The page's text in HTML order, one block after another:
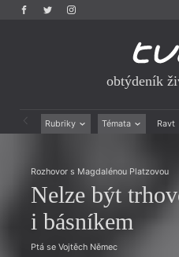
obtýdeník
Rubriky Témata Ravt
Recenze a reflexe
Reportáže
Rozhovory
Mauzoleum
Divadlo
Historie kolonialismu
Dokument
Výroční ceny
Rozhovor s Magdalénou Platzovou
Nelze být
i básníkem
Ptá se Vojtěch Němec